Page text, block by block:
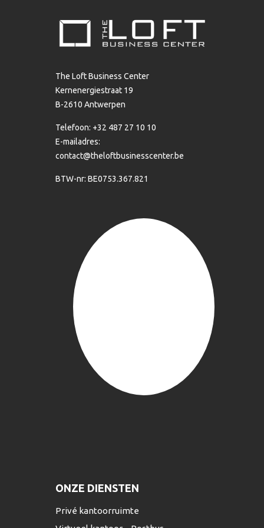
The Loft Business Center
Kernenergiestraat 19
B-2610 Antwerpen
Telefoon: +32 487 27 10 10
E-mailadres:
contact@theloftbusinesscenter.be
BTW-nr: BE0753.367.821
ONZE DIENSTEN
Privé kantoorruimte